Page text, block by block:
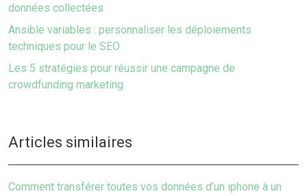
données collectées
Ansible variables : personnaliser les déploiements
techniques pour le SEO
Les 5 stratégies pour réussir une campagne de
crowdfunding marketing
Articles similaires
Comment transférer toutes vos données d’un iphone à un